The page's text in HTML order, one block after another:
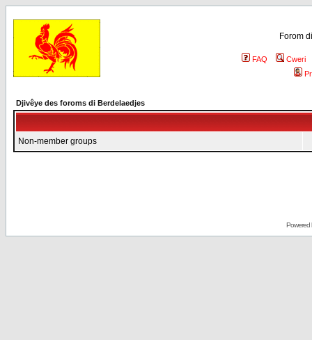
Forom
FAQ
Cweri
Djivêye des foroms di Berdelaedjes
Non-member groups
Powered